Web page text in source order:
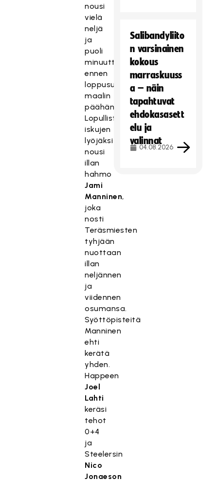
nousi
vielä
neljä
ja
puoli
minuuttia
ennen
loppusummeria
maalin
päähän.
Lopullisten
iskujen
lyöjäksi
nousi
illan
hahmo
Jami
Manninen,
joka
nosti
Teräsmiesten
tyhjään
nuottaan
illan
neljännen
ja
viidennen
osumansa.
Syöttöpisteitä
Manninen
ehti
kerätä
yhden.
Happeen
Joel
Lahti
keräsi
tehot
0+4
ja
Steelersin
Nico
Jonaeson
Salibandyliito
n varsinainen
kokous
marraskuuss
a – näin
tapahtuvat
ehdokasasett
elu ja
valinnat
04.08.2026